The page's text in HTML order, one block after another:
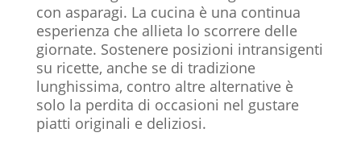
con asparagi. La cucina è una continua
esperienza che allieta lo scorrere delle
giornate. Sostenere posizioni intransigenti
su ricette, anche se di tradizione
lunghissima, contro altre alternative è
solo la perdita di occasioni nel gustare
piatti originali e deliziosi.